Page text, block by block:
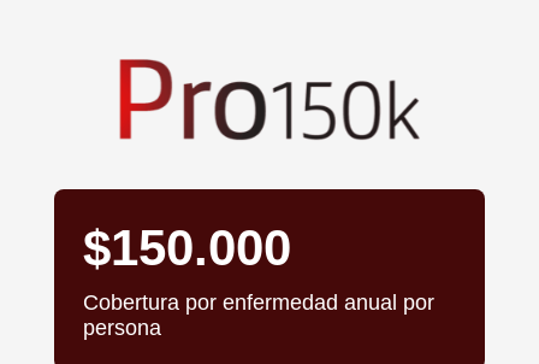
$150.000
Cobertura por enfermedad anual por
persona